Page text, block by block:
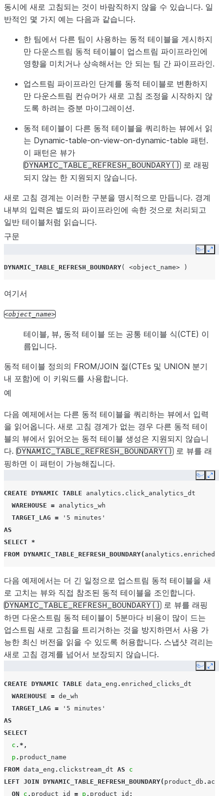
동시에 새로 고침되는 것이 바람직하지 않을 수 있습니다. 일
반적인 몇 가지 예는 다음과 같습니다.
한 팀에서 다른 팀이 사용하는 동적 테이블을 게시하지
만 다운스트림 동적 테이블이 업스트림 파이프라인에
영향을 미치거나 상속해서는 안 되는 팀 간 파이프라인.
업스트림 파이프라인 단계를 동적 테이블로 변환하지
만 다운스트림 컨슈머가 새로 고침 조정을 시작하지 않
도록 하려는 증분 마이그레이션.
동적 테이블이 다른 동적 테이블을 쿼리하는 뷰에서 읽
는 Dynamic-table-on-view-on-dynamic-table 패턴.
이 패턴은 뷰가
DYNAMIC_TABLE_REFRESH_BOUNDARY() 로 래핑
되지 않는 한 지원되지 않습니다.
새로 고침 경계는 이러한 구분을 명시적으로 만듭니다. 경계
내부의 입력은 별도의 파이프라인에 속한 것으로 처리되고
일반 테이블처럼 읽습니다.
구문
Copy
DYNAMIC_TABLE_REFRESH_BOUNDARY( <object_name> )
여기서
object_name
테이블, 뷰, 동적 테이블 또는 공통 테이블 식(CTE) 이
름입니다.
동적 테이블 정의의 FROM/JOIN 절(CTEs 및 UNION 분기
내 포함)에 이 키워드를 사용합니다.
예
다음 예제에서는 다른 동적 테이블을 쿼리하는 뷰에서 입력
을 읽어옵니다. 새로 고침 경계가 없는 경우 다른 동적 테이
블의 뷰에서 읽어오는 동적 테이블 생성은 지원되지 않습니
다. DYNAMIC_TABLE_REFRESH_BOUNDARY() 로 뷰를 래
핑하면 이 패턴이 가능해집니다.
Copy
CREATE DYNAMIC TABLE analytics . click_analytics_dt
WAREHOUSE = analytics_wh
TARGET_LAG =
'5 minutes'
AS
SELECT *
FROM DYNAMIC_TABLE_REFRESH_BOUNDARY( analytics .
다음 예제에서는 더 긴 일정으로 업스트림 동적 테이블을 새
로 고치는 뷰와 직접 참조된 동적 테이블을 조인합니다.
DYNAMIC_TABLE_REFRESH_BOUNDARY() 로 뷰를 래핑
하면 다운스트림 동적 테이블이 5분마다 비용이 많이 드는
업스트림 새로 고침을 트리거하는 것을 방지하면서 사용 가
능한 최신 버전을 읽을 수 있도록 허용합니다. 스냅샷 격리는
새로 고침 경계를 넘어서 보장되지 않습니다.
Copy
CREATE DYNAMIC TABLE data_eng . enriched_clicks_dt
WAREHOUSE = de_wh
TARGET_LAG =
'5 minutes'
AS
SELECT
c .*,
p . product_name
FROM data_eng . clickstream_dt AS
c
LEFT JOIN DYNAMIC_TABLE_REFRESH_BOUNDARY( product_db .
ON
c . product_id = p . product_id ;